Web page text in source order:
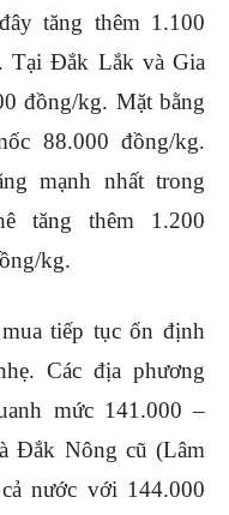
tăng thêm 1.100
Tại Đắk Lắk và Gia
đồng/kg. Mặt bằng
88.000 đồng/kg.
mạnh nhất trong
tăng thêm 1.200
kg.
tiếp tục ổn định
Các địa phương
mức 141.000 –
Đắk Nông cũ (Lâm
nước với 144.000